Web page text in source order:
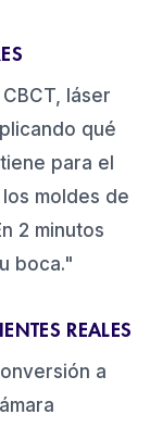
láser
qué
para el
moldes de
2 minutos
boca."
REALES
a